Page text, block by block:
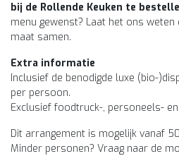
bij de Rollende Keuken te
menu gewenst? Laat het ons
maat samen.
Extra informatie
Inclusief de benodigde luxe (bio-
per persoon.
Exclusief foodtruck-, personeels-
Dit arrangement is mogelijk vanaf
Minder personen? Vraag naar de